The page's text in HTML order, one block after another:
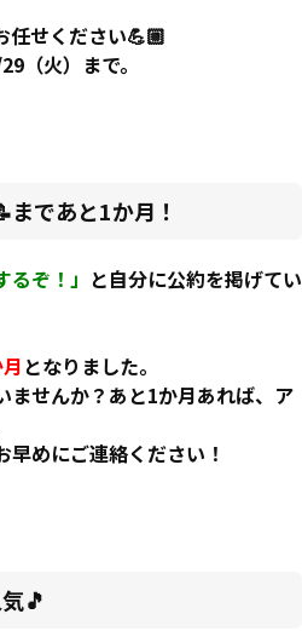
任せください💪🏼
（火）まで。
であと1か月！
ぞ！」 と自分に公約を掲げてい
となりました。
せんか？あと1か月あれば、 ア
めにご連絡ください！
🎵